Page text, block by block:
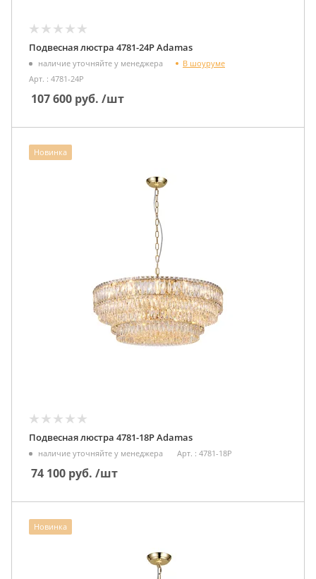
Подвесная люстра 4781-24P Adamas
наличие уточняйте у менеджера
В шоуруме
Арт. : 4781-24P
107 600 руб. /шт
Новинка
Подвесная люстра 4781-18P Adamas
наличие уточняйте у менеджера Арт. : 4781-18P
74 100 руб. /шт
Новинка